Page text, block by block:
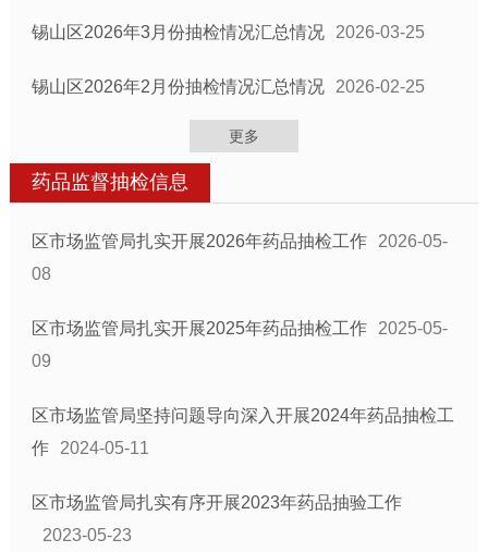
锡山区2026年3月份抽检情况汇总情况 2026-03-25
锡山区2026年2月份抽检情况汇总情况 2026-02-25
更多
药品监督抽检信息
区市场监管局扎实开展2026年药品抽检工作
2026-05-
08
区市场监管局扎实开展2025年药品抽检工作
2025-05-
09
区市场监管局坚持问题导向深入开展2024年药品抽检工
作
2024-05-11
区市场监管局扎实有序开展2023年药品抽验工作
2023-05-23